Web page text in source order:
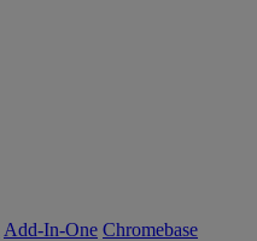
Add-In-One Chromebase